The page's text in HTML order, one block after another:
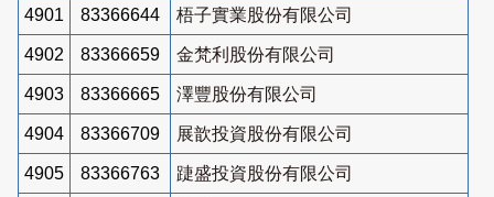
4901 83366644 梧子實業股份有限公司
4902 83366659 金梵利股份有限公司
4903 83366665 澤豐股份有限公司
4904 83366709 展歆投資股份有限公司
4905 83366763 踕盛投資股份有限公司